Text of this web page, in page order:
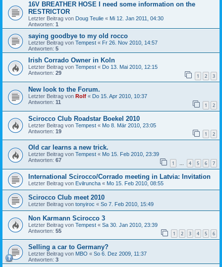
16V BREATHER HOSE I need some information on the
RESTRICTOR
Letzter Beitrag von Doug Teulie « Mi 12. Jan 2011, 04:30
Antworten: 1
saying goodbye to my old rocco
Letzter Beitrag von Tempest « Fr 26. Nov 2010, 14:57
Antworten: 5
Irish Corrado Owner in Koln
Letzter Beitrag von Tempest « Do 13. Mai 2010, 12:15
Antworten: 29 1 2 3
New look to the Forum.
Letzter Beitrag von Rolf « Do 15. Apr 2010, 10:37
Antworten: 11 1 2
Scirocco Club Roadstar Boekel 2010
Letzter Beitrag von Tempest « Mo 8. Mär 2010, 23:05
Antworten: 19 1 2
Old car learns a new trick.
Letzter Beitrag von Tempest « Mo 15. Feb 2010, 23:39
Antworten: 67 1 … 4 5 6 7
International Scirocco/Corrado meeting in Latvia: Invitation
Letzter Beitrag von Evilruncha « Mo 15. Feb 2010, 08:55
Scirocco Club meet 2010
Letzter Beitrag von tonyiroc « So 7. Feb 2010, 15:49
Non Karmann Scirocco 3
Letzter Beitrag von Tempest « Sa 30. Jan 2010, 23:39
Antworten: 55 1 2 3 4 5 6
Selling a car to Germany?
Letzter Beitrag von MBO « So 6. Dez 2009, 11:37
Antworten: 3